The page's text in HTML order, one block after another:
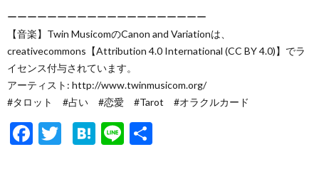
ーーーーーーーーーーーーーーーーーーーー
【音楽】Twin MusicomのCanon and Variationは、
creativecommons【Attribution 4.0 International (CC BY 4.0)】でラ
イセンス付与されています。
アーティスト: http://www.twinmusicom.org/
#タロット #占い #恋愛 #Tarot #オラクルカード
F
T
H Li